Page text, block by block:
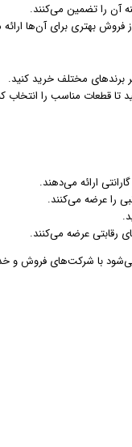
آن را تضمین می‌کنند.
فروش بهتری برای آن‌ها
برندهای مختلف خرید کنید.
قطعات مناسب را انتخاب
ارائه می‌دهند.
را عرضه می‌کنند.
رقابتی عرضه می‌کنند.
می‌شود با شرکت‌های فروش